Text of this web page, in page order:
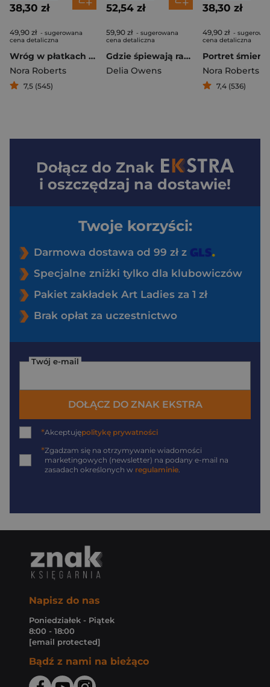
38,30 zł
49,90 zł - sugerowana
cena detaliczna
Wróg w płatkach róż
Nora Roberts
7,5 (545)
52,54 zł
59,90 zł - sugerowana
cena detaliczna
Gdzie śpiewają raki (edycja kolekcjonerska)
Delia Owens
38,30 zł
49,90 zł -
cena detaliczna
Portret śmierci
Nora Roberts
7,4 (536)
Dołącz do Znak
i oszczędzaj na dostawie!
Twoje korzyści:
Darmowa dostawa od 99 zł z
Specjalne zniżki tylko dla klubowiczów
Pakiet zakładek Art Ladies za 1 zł
Brak opłat za uczestnictwo
Twój e-mail
DOŁĄCZ DO ZNAK EKSTRA
*Akceptujępolitykę prywatności
*Zgadzam się na otrzymywanie wiadomości
marketingowych (newsletter) na podany e-mail na
zasadach określonych w regulaminie
Napisz do nas
Poniedziałek - Piątek
8:00 - 18:00
[email protected]
Bądź z nami na bieżąco